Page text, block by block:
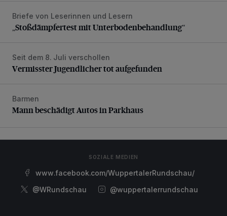
„Stoßdämpfertest mit Unterbodenbehandlung“
Briefe von Leserinnen und Lesern
„Stoßdämpfertest mit Unterbodenbehandlung“
Vermisster Jugendlicher tot aufgefunden
Seit dem 8. Juli verschollen
Vermisster Jugendlicher tot aufgefunden
Mann beschädigt Autos in Parkhaus
Barmen
Mann beschädigt Autos in Parkhaus
SOZIALE MEDIEN
www.facebook.com/WuppertalerRundschau/
@WRundschau
@wuppertalerrundschau